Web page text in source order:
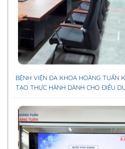
BỆNH VIỆN ĐA KHOA HOÀNG TUẤN
TẠO THỰC HÀNH DÀNH CHO ĐIỀU